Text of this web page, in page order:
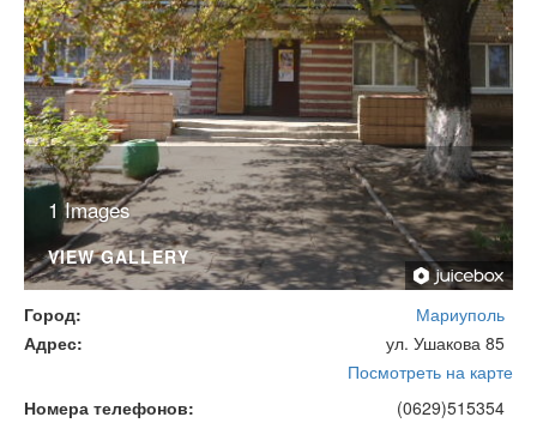
1 Images
VIEW GALLERY
Город
Мариуполь
Адрес
ул. Ушакова 85
Посмотреть на карте
Номера телефонов
(0629)515354